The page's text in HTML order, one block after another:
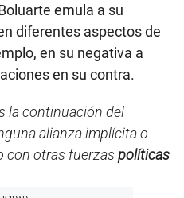
emula a su
diferentes aspectos de
en su negativa a
en su contra.
la continuación del
alianza implícita o
con otras fuerzas políticas